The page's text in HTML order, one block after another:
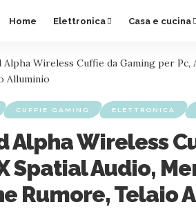
Home Elettronica Casa e cucina
Wireless Cuffie da Gaming per
Alluminio
CUFFIE GAMING ELETTRONICA
Alpha Wireless
Spatial Audio,
Rumore, Telaio